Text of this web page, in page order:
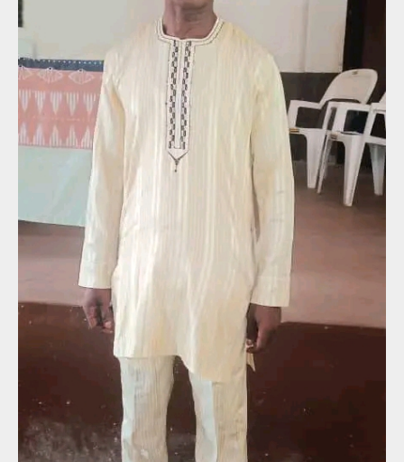
Attention
Le vendredi 30 juillet 2027, ce site web
sera déplacé vers edenca.ethnosites.com
Veuillez enregistrer cette nouvelle
adresse dans vos favoris et continuer à
visiter le site web.
On Friday, July 30, 2027, this website will
move to edenca.ethnosites.com
Please save this new address in your
bookmarks or favorites and continue
visiting the website!